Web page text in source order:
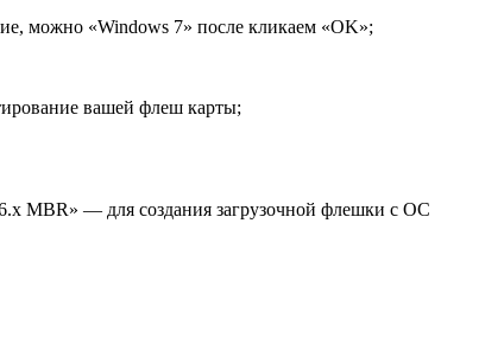
можно «Windows 7» после кликаем «OK»;
вашей флеш карты;
MBR» — для создания загрузочной флешки с ОС